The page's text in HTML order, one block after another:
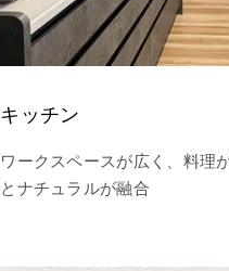
キッチン
ワークスペースが広く、料理
とナチュラルが融合